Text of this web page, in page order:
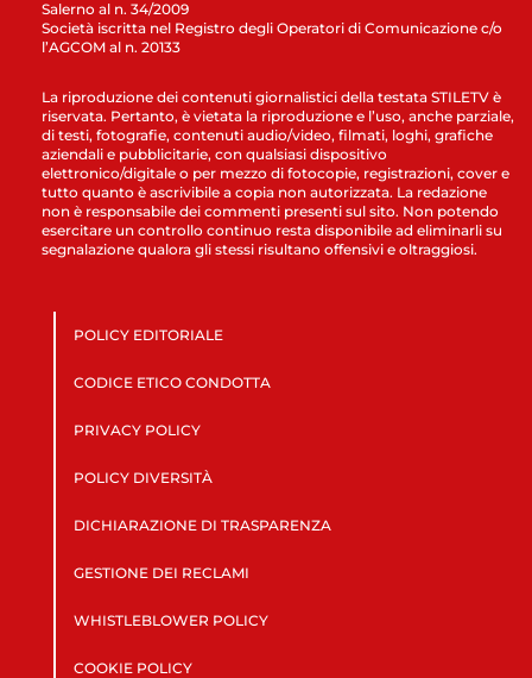
Salerno al n. 34/2009
Società iscritta nel Registro degli Operatori di Comunicazione c/o
l’AGCOM al n. 20133
La riproduzione dei contenuti giornalistici della testata STILETV è
riservata. Pertanto, è vietata la riproduzione e l’uso, anche parziale,
di testi, fotografie, contenuti audio/video, filmati, loghi, grafiche
aziendali e pubblicitarie, con qualsiasi dispositivo
elettronico/digitale o per mezzo di fotocopie, registrazioni, cover e
tutto quanto è ascrivibile a copia non autorizzata. La redazione
non è responsabile dei commenti presenti sul sito. Non potendo
esercitare un controllo continuo resta disponibile ad eliminarli su
segnalazione qualora gli stessi risultano offensivi e oltraggiosi.
POLICY EDITORIALE
CODICE ETICO CONDOTTA
PRIVACY POLICY
POLICY DIVERSITÀ
DICHIARAZIONE DI TRASPARENZA
GESTIONE DEI RECLAMI
WHISTLEBLOWER POLICY
COOKIE POLICY